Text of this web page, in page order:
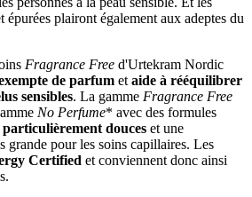
épurées plairont également aux adeptes du
Fragrance Free d'Urtekram Nordic
de parfum et aide à rééquilibrer
sensibles. La gamme Fragrance Free
No Perfume* avec des formules
particulièrement douces et une
grande pour les soins capillaires. Les
Certified et conviennent donc ainsi